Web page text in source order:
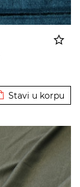
Stavi u korpu